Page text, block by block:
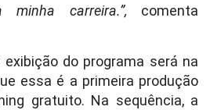
carreira.”, comenta
do programa será na
essa é a primeira produção
gratuito. Na sequência, a